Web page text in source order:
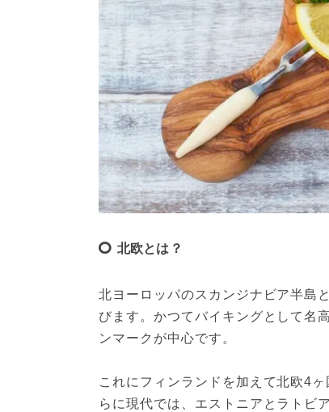
北欧とは？
北ヨーロッパのスカンジナビア半島
びます。かつてバイキングとして名
ンマークが中心です。
これにフィンランドを加えて北欧4
らに現代では、エストニアとラトビ